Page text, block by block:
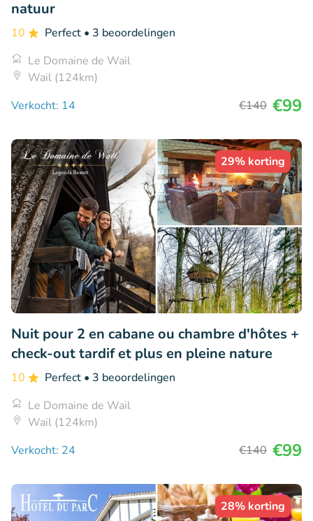
natuur
10 Perfect • 3 beoordelingen
Le Domaine de Wail
Wail (124km)
Verkocht: 14
€140 €99
29% korting
Nuit pour 2 en cabane ou chambre d'hôtes +
check-out tardif et plus en pleine nature
10 Perfect • 3 beoordelingen
Le Domaine de Wail
Wail (124km)
Verkocht: 24
€140 €99
28% korting